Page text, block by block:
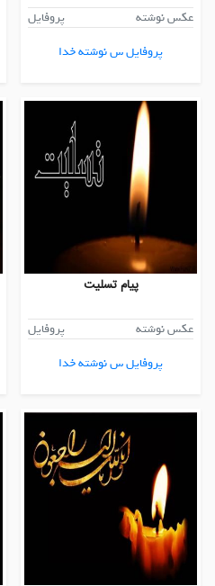
عکس نوشته
پروفایل
پروفایل س نوشته خدا
پیام تسلیت
عکس نوشته
پروفایل
پروفایل س نوشته خدا